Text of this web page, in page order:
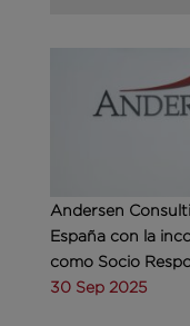
Andersen
España con la
como Socio
30 Sep 2025